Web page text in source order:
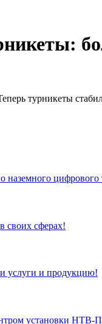
турникеты
цифрового
своих сферах!
услуги и продукцию!
установки